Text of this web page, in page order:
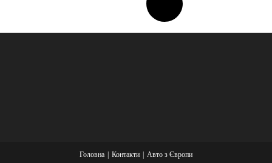
Головна Контакти Авто з Європи